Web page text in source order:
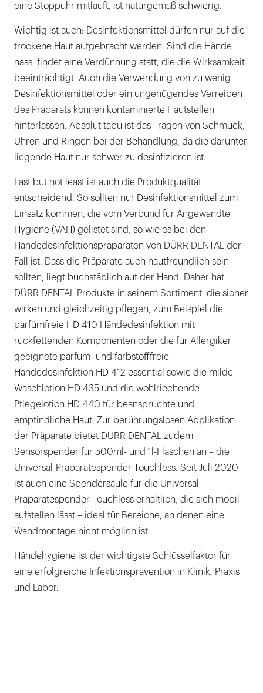
eine Stoppuhr mitläuft, ist naturgemäß schwierig.
Wichtig ist auch: Desinfektionsmittel dürfen nur auf die
trockene Haut aufgebracht werden. Sind die Hände
nass, findet eine Verdünnung statt, die die Wirksamkeit
beeinträchtigt. Auch die Verwendung von zu wenig
Desinfektionsmittel oder ein ungenügendes Verreiben
des Präparats können kontaminierte Hautstellen
hinterlassen. Absolut tabu ist das Tragen von Schmuck,
Uhren und Ringen bei der Behandlung, da die darunter
liegende Haut nur schwer zu desinfizieren ist.
Last but not least ist auch die Produktqualität
entscheidend. So sollten nur Desinfektionsmittel zum
Einsatz kommen, die vom Verbund für Angewandte
Hygiene (VAH) gelistet sind, so wie es bei den
Händedesinfektionspräparaten von DÜRR DENTAL der
Fall ist. Dass die Präparate auch hautfreundlich sein
sollten, liegt buchstäblich auf der Hand. Daher hat
DÜRR DENTAL Produkte in seinem Sortiment, die sicher
wirken und gleichzeitig pflegen, zum Beispiel die
parfümfreie HD 410 Händedesinfektion mit
rückfettenden Komponenten oder die für Allergiker
geeignete parfüm- und farbstofffreie
Händedesinfektion HD 412 essential sowie die milde
Waschlotion HD 435 und die wohlriechende
Pflegelotion HD 440 für beanspruchte und
empfindliche Haut. Zur berührungslosen Applikation
der Präparate bietet DÜRR DENTAL zudem
Sensorspender für 500ml- und 1l-Flaschen an – die
Universal-Präparatespender Touchless. Seit Juli 2020
ist auch eine Spendersäule für die Universal-
Präparatespender Touchless erhältlich, die sich mobil
aufstellen lässt – ideal für Bereiche, an denen eine
Wandmontage nicht möglich ist.
Händehygiene ist der wichtigste Schlüsselfaktor für
eine erfolgreiche Infektionsprävention in Klinik, Praxis
und Labor.